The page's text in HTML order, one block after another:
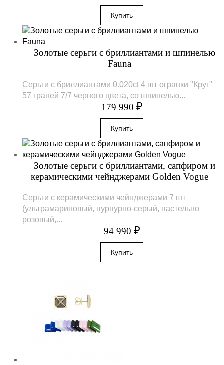
Золотые серьги с бриллиантами и шпинелью
Fauna
Серьги с бриллиантами 0.020ct 4 шт огранки "Круг"
57 граней 7/7 черного цвета, со шпинелью...
179 990 ₽
Золотые серьги с бриллиантами, сапфиром и
керамическими чейнджерами Golden Vogue
Серьги с керамическими чейнджерами 7 шт
(ультрамариновый, пурпурно-серый, пастельно
розовый,...
94 990 ₽